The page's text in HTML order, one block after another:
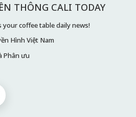
THÔNG CALI TODAY
your coffee table daily news!
Hình Việt Nam
Phân ưu